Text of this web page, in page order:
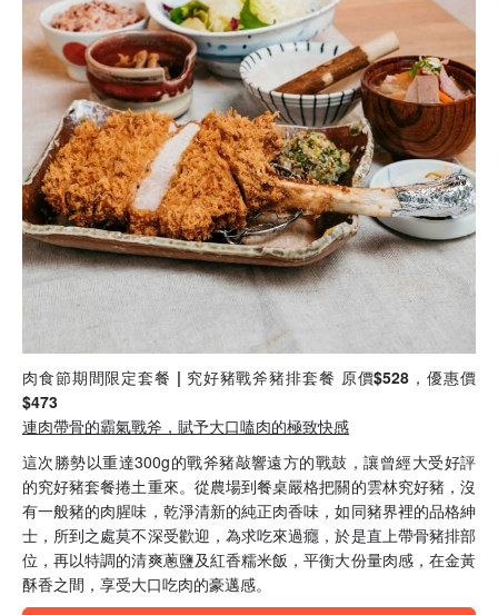
肉食節期間限定套餐 | 究好豬戰斧豬排套餐 原價$528，優惠價
$473
連肉帶骨的霸氣戰斧，賦予大口嗑肉的極致快感
這次勝勢以重達300g的戰斧豬敲響遠方的戰鼓，讓曾經大受好評
的究好豬套餐捲土重來。從農場到餐桌嚴格把關的雲林究好豬，沒
有一般豬的肉腥味，乾淨清新的純正肉香味，如同豬界裡的品格紳
士，所到之處莫不深受歡迎，為求吃來過癮，於是直上帶骨豬排部
位，再以特調的清爽蔥鹽及紅香糯米飯，平衡大份量肉感，在金黃
酥香之間，享受大口吃肉的豪邁感。